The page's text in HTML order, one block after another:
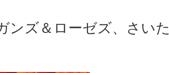
ズ＆ローゼズ、さいた